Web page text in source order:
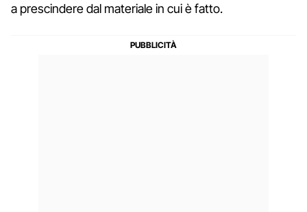
a prescindere dal materiale in cui è fatto.